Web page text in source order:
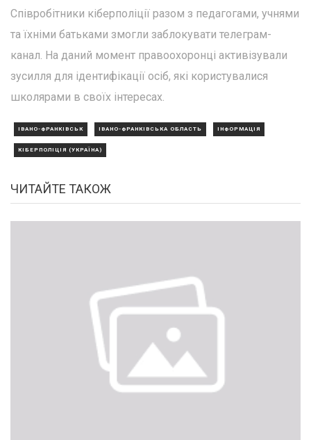
Співробітники кіберполіції разом з педагогами, учнями
та їхніми батьками змогли заблокувати телеграм-
канал. На даний момент правоохоронці активізували
зусилля для ідентифікації осіб, які користувалися
школярами в своїх інтересах.
ІВАНО-ФРАНКІВСЬК ІВАНО-ФРАНКІВСЬКА ОБЛАСТЬ ІНФОРМАЦІЯ
КІБЕРПОЛІЦІЯ (УКРАЇНА)
ЧИТАЙТЕ ТАКОЖ